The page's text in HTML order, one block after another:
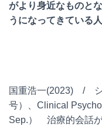
がより身近なものと
うになってきている
国重浩一(2023) / シ
号）、Clinical
Sep.） 治療的会話